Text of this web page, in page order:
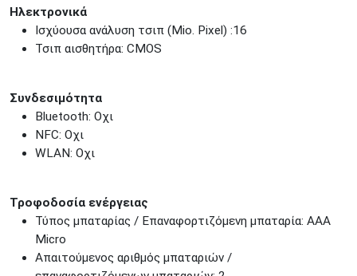
Ηλεκτρονικά
Ισχύουσα ανάλυση τσιπ (Mio. Pixel) :16
Τσιπ αισθητήρα: CMOS
Συνδεσιμότητα
Bluetooth: Οχι
NFC: Οχι
WLAN: Οχι
Τροφοδοσία ενέργειας
Τύπος μπαταρίας / Επαναφορτιζόμενη μπαταρία: AAA
Micro
Απαιτούμενος αριθμός μπαταριών /